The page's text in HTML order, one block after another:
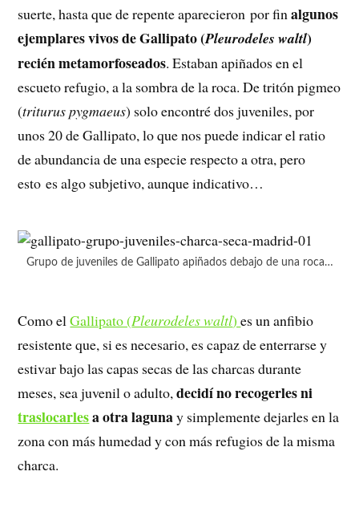
suerte, hasta que de repente aparecieron por finalgunos
ejemplares vivos de Gallipato (Pleurodeles waltl)
recién metamorfoseados. Estaban apiñados en el
escueto refugio, a la sombra de la roca. De tritón pigmeo
(triturus pygmaeus) solo encontré dos juveniles, por
unos 20 de Gallipato, lo que nos puede indicar el ratio
de abundancia de una especie respecto a otra, pero
esto es algo subjetivo, aunque indicativo…
Grupo de juveniles de Gallipato apiñados debajo de una roca…
Como elGallipato (Pleurodeles waltl)es un anfibio
resistente que, si es necesario, es capaz de enterrarse y
estivar bajo las capas secas de las charcas durante
meses, sea juvenil o adulto,decidí no recogerles ni
traslocarlesa otra lagunay simplemente dejarles en la
zona con más humedad y con más refugios de la misma
charca.